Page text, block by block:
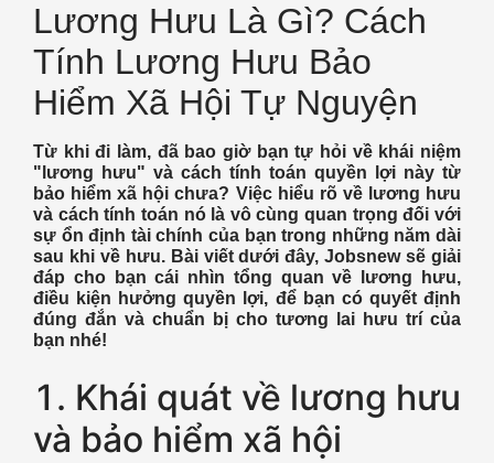
Lương Hưu Là Gì? Cách
Tính Lương Hưu Bảo
Hiểm Xã Hội Tự Nguyện
Từ khi đi làm, đã bao giờ bạn tự hỏi về khái niệm
"lương hưu" và cách tính toán quyền lợi này từ
bảo hiểm xã hội chưa? Việc hiểu rõ về lương hưu
và cách tính toán nó là vô cùng quan trọng đối với
sự ổn định tài chính của bạn trong những năm dài
sau khi về hưu. Bài viết dưới đây, Jobsnew sẽ giải
đáp cho bạn cái nhìn tổng quan về lương hưu,
điều kiện hưởng quyền lợi, để bạn có quyết định
đúng đắn và chuẩn bị cho tương lai hưu trí của
bạn nhé!
1. Khái quát về lương hưu
và bảo hiểm xã hội